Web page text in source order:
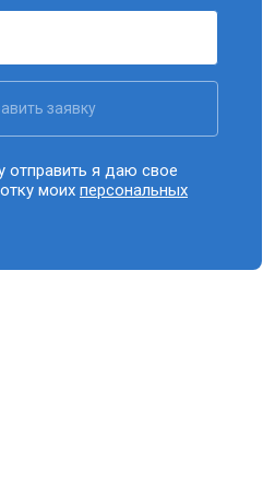
заявку
отправить я даю свое
моихперсональных